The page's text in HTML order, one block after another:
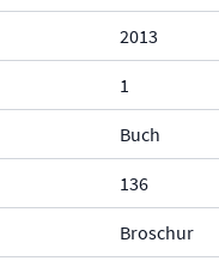
2013
1
Buch
136
Broschur